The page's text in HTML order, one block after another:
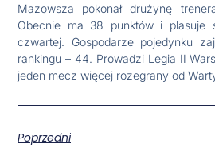
Mazowsza pokonał drużynę
Obecnie ma 38 punktów i plasuje
czwartej. Gospodarze pojedynku
rankingu – 44. Prowadzi Legia II
jeden mecz więcej rozegrany od
Poprzedni